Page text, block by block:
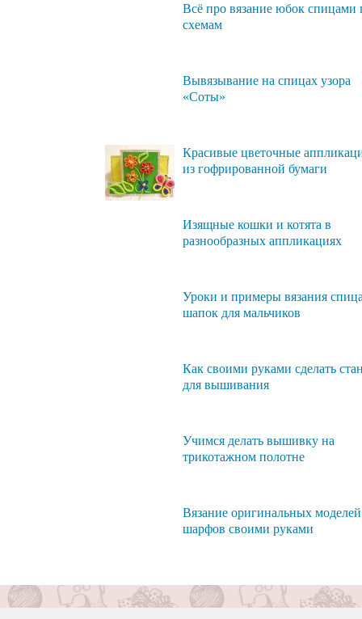
Всё про вязание юбок спицами
схемам
Вывязывание на спицах узора
«Соты»
Красивые цветочные
из гофрированной бумаги
Изящные кошки и котята в
разнообразных аппликациях
Уроки и примеры вязания
шапок для мальчиков
Как своими руками сделать
для вышивания
Учимся делать вышивку на
трикотажном полотне
Вязание оригинальных моделей
шарфов своими руками